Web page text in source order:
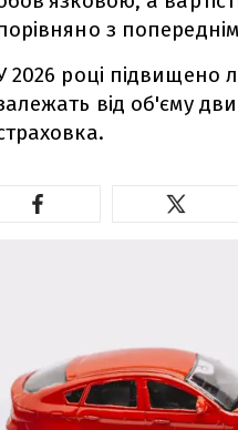
з
2026 році підвищено
від об'єму